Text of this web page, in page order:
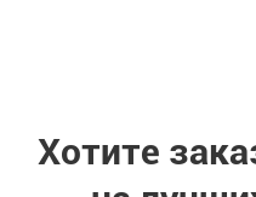
Хотите